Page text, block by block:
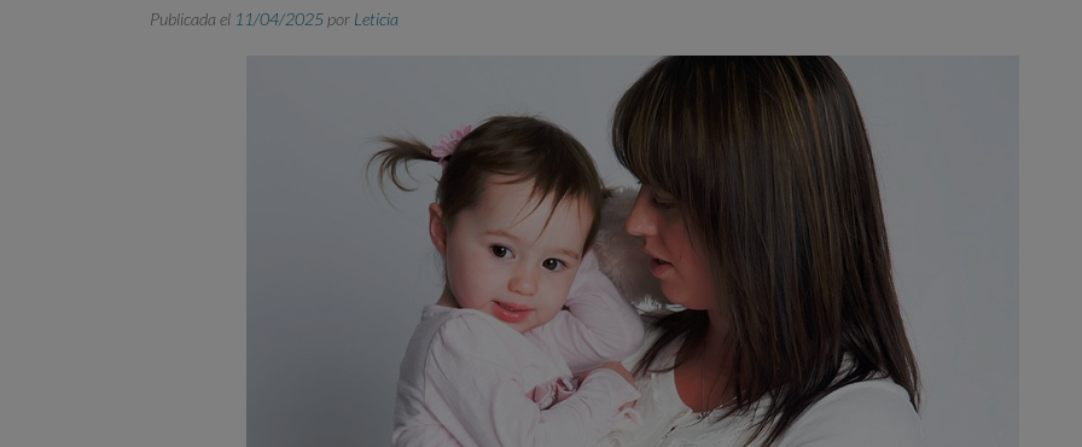
Publicada el 11/04/2025 por Leticia